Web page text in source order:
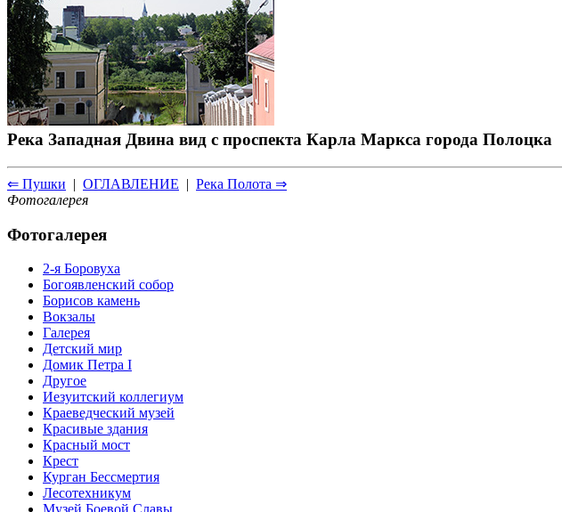
Река Западная Двина вид с проспекта Карла Маркса города Полоцка
⇐ Пушки | ОГЛАВЛЕНИЕ | Река Полота ⇒
Фотогалерея
Фотогалерея
2-я Боровуха
Богоявленский собор
Борисов камень
Вокзалы
Галерея
Детский мир
Домик Петра I
Другое
Иезуитский коллегиум
Краеведческий музей
Красивые здания
Красный мост
Крест
Курган Бессмертия
Лесотехникум